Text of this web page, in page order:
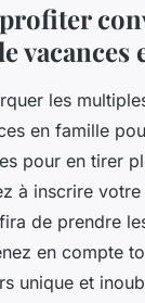
vacances
les
en famille
pour en tirer
à inscrire
de prendre
en compte
unique et